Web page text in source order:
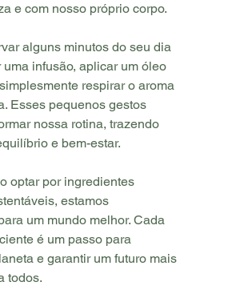
e com nosso próprio corpo.
alguns minutos do seu dia
uma infusão, aplicar um óleo
respirar o aroma
Esses pequenos gestos
nossa rotina, trazendo
e bem-estar.
optar por ingredientes
estamos
um mundo melhor. Cada
é um passo para
e garantir um futuro mais
todos.